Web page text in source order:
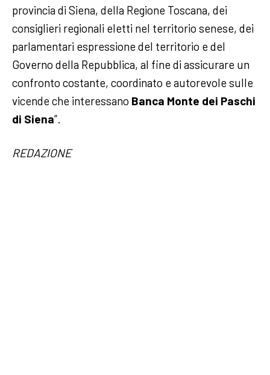
provincia di Siena, della Regione Toscana, dei
consiglieri regionali eletti nel territorio senese, dei
parlamentari espressione del territorio e del
Governo della Repubblica, al fine di assicurare un
confronto costante, coordinato e autorevole sulle
vicende che interessano Banca Monte dei Paschi
di Siena”.
REDAZIONE